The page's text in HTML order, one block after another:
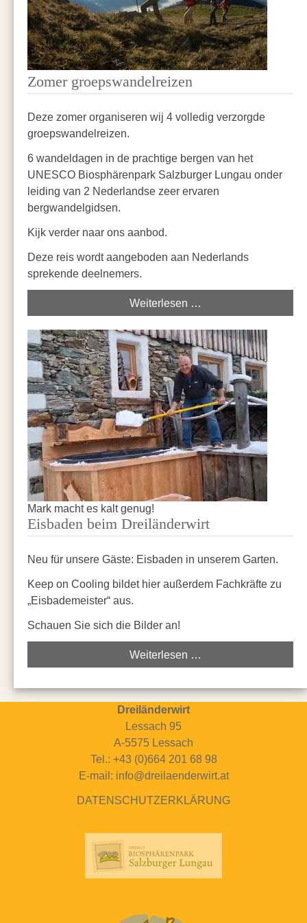
Zomer groepswandelreizen
Deze zomer organiseren wij 4 volledig verzorgde
groepswandelreizen.
6 wandeldagen in de prachtige bergen van het
UNESCO Biosphärenpark Salzburger Lungau onder
leiding van 2 Nederlandse zeer ervaren
bergwandelgidsen.
Kijk verder naar ons aanbod.
Deze reis wordt aangeboden aan Nederlands
sprekende deelnemers.
Weiterlesen …
Mark macht es kalt genug!
Eisbaden beim Dreiländerwirt
Neu für unsere Gäste: Eisbaden in unserem Garten.
Keep on Cooling bildet hier außerdem Fachkräfte zu
„Eisbademeister“ aus.
Schauen Sie sich die Bilder an!
Weiterlesen …
Dreiländerwirt
Lessach 95
A-5575 Lessach
Tel.: +43 (0)664 201 68 98
E-mail: info@dreilaenderwirt.at
DATENSCHUTZERKLÄRUNG